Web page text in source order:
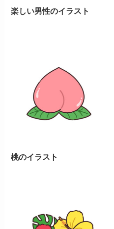
楽しい男性のイラスト
桃のイラスト